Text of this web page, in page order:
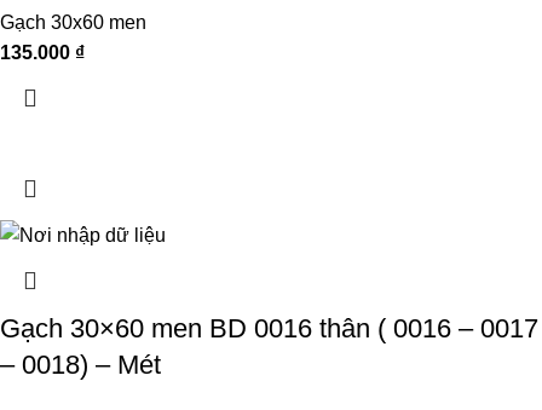
Gạch 30x60 men
135.000 ₫
Gạch 30×60 men BD 0016 thân ( 0016 – 0017
– 0018) – Mét